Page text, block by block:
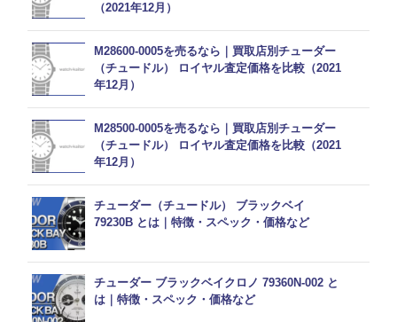
（2021年12月）
M28600-0005を売るなら｜買取店別チューダー
（チュードル） ロイヤル査定価格を比較（2021
年12月）
M28500-0005を売るなら｜買取店別チューダー
（チュードル） ロイヤル査定価格を比較（2021
年12月）
チューダー（チュードル） ブラックベイ
79230B とは｜特徴・スペック・価格など
チューダー ブラックベイクロノ 79360N-002 と
は｜特徴・スペック・価格など